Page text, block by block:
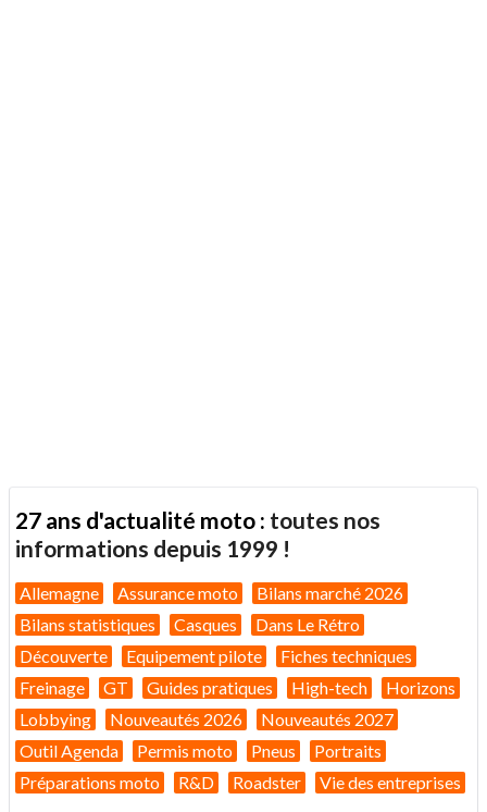
27 ans d'actualité moto : toutes nos
informations depuis 1999 !
Allemagne Assurance moto
Bilans marché 2026
Bilans statistiques
Casques
Dans Le Rétro
Découverte
Equipement pilote
Fiches techniques
Freinage
GT Guides pratiques High-tech
Horizons
Lobbying
Nouveautés 2026
Nouveautés 2027
Outil Agenda
Permis moto Pneus
Portraits
Préparations moto
R&D Roadster Vie des entreprises